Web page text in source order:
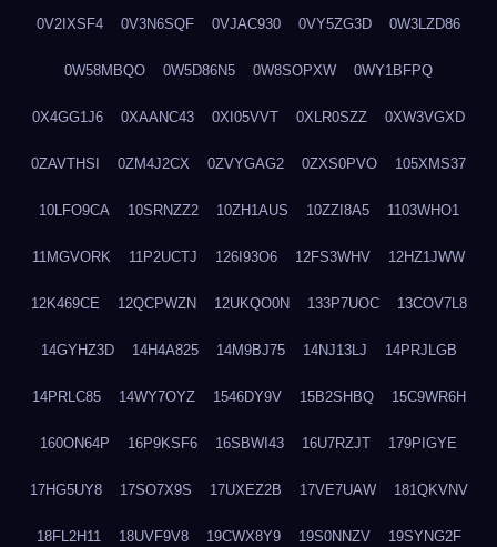
0V2IXSF4 0V3N6SQF 0VJAC930 0VY5ZG3D 0W3LZD86
0W58MBQO 0W5D86N5 0W8SOPXW 0WY1BFPQ
0X4GG1J6 0XAANC43 0XI05VVT 0XLR0SZZ 0XW3VGXD
0ZAVTHSI 0ZM4J2CX 0ZVYGAG2 0ZXS0PVO 105XMS37
10LFO9CA 10SRNZZ2 10ZH1AUS 10ZZI8A5 1103WHO1
11MGVORK 11P2UCTJ 126I93O6 12FS3WHV 12HZ1JWW
12K469CE 12QCPWZN 12UKQO0N 133P7UOC 13COV7L8
14GYHZ3D 14H4A825 14M9BJ75 14NJ13LJ 14PRJLGB
14PRLC85 14WY7OYZ 1546DY9V 15B2SHBQ 15C9WR6H
160ON64P 16P9KSF6 16SBWI43 16U7RZJT 179PIGYE
17HG5UY8 17SO7X9S 17UXEZ2B 17VE7UAW 181QKVNV
18FL2H11 18UVF9V8 19CWX8Y9 19S0NNZV 19SYNG2F